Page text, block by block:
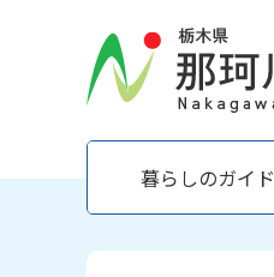
暮らしのガイド